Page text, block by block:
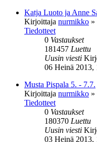
Katja Luoto ja Anne
Kirjoittaja nurmikko »
Tiedotteet
0 Vastaukset
181457 Luettu
Uusin viesti
06 Heinä 2013,
Musta Pispala 5. - 7.7.
Kirjoittaja nurmikko »
Tiedotteet
0 Vastaukset
180370 Luettu
Uusin viesti
03 Heinä 2013,